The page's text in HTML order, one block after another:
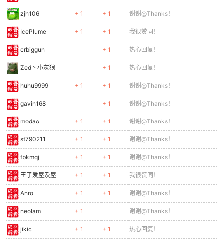
zjh106 + 1 + 1 谢谢@Thanks！
IcePlume + 1 + 1 我很赞同！
crbiggun + 1 热心回复！
Zed丶小灰狼 + 1 热心回复！
huhu9999 + 1 + 1 谢谢@Thanks！
gavin168 + 1 谢谢@Thanks！
modao + 1 + 1 谢谢@Thanks！
st790211 + 1 + 1 谢谢@Thanks！
fbkmqj + 1 + 1 谢谢@Thanks！
王子爱屋及屋 + 1 + 1 我很赞同！
Anro + 1 + 1 谢谢@Thanks！
neolam + 1 谢谢@Thanks！
jikic + 1 + 1 热心回复！